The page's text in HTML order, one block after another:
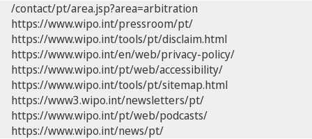
/contact/pt/area.jsp?area=arbitration
https://www.wipo.int/pressroom/pt/
https://www.wipo.int/tools/pt/disclaim.html
https://www.wipo.int/en/web/privacy-policy/
https://www.wipo.int/pt/web/accessibility/
https://www.wipo.int/tools/pt/sitemap.html
https://www3.wipo.int/newsletters/pt/
https://www.wipo.int/pt/web/podcasts/
https://www.wipo.int/news/pt/